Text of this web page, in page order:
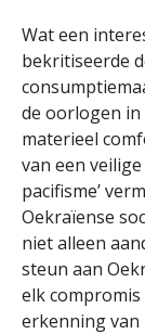
Wat een
bekritiseerde
de oorlogen in
materieel
van een
pacifisme’
Oekraïense
niet alleen
steun aan
elk
erkenning van